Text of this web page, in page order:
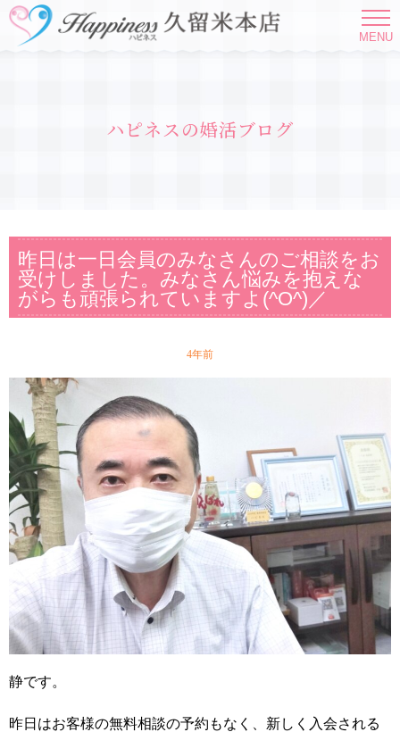
MENU
ハピネスの婚活ブログ
昨日は一日会員のみなさんのご相談をお
受けしました。みなさん悩みを抱えな
がらも頑張られていますよ(^O^)／
4年前
静です。
昨日はお客様の無料相談の予約もなく、新しく入会される